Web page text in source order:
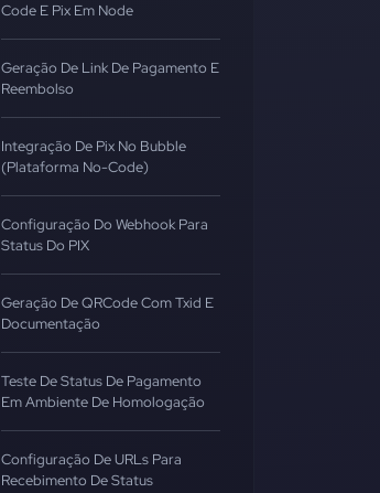
Code E Pix Em Node
Geração De Link De Pagamento E
Reembolso
Integração De Pix No Bubble
(Plataforma No-Code)
Configuração Do Webhook Para
Status Do PIX
Geração De QRCode Com Txid E
Documentação
Teste De Status De Pagamento
Em Ambiente De Homologação
Configuração De URLs Para
Recebimento De Status